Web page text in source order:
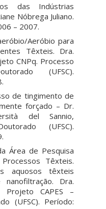
das Indústrias
Nóbrega Juliano.
– 2007.
Aeróbio para
Têxteis. Dra.
CNPq. Processo
(UFSC).
de tingimento de
forçado – Dr.
del Sannio,
(UFSC).
Área de Pesquisa
Têxteis.
aquosos têxteis
Dra.
Projeto CAPES –
(UFSC). Período: